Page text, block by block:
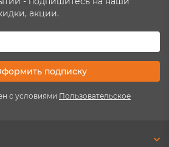
акции.
подписку
с условиями Пользовательское